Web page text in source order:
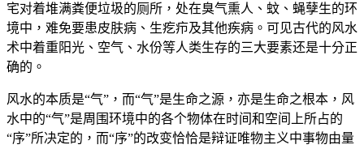
宅对着堆满粪便垃圾的厕所，处在臭气熏人、蚊、蝇孽生的环
境中，难免要患皮肤病、生疙疖及其他疾病。可见古代的风水
术中着重阳光、空气、水份等人类生存的三大要素还是十分正
确的。
风水的本质是“气”，而“气”是生命之源，亦是生命之根本，风
水中的“气”是周围环境中的各个物体在时间和空间上所占的
“序”所决定的，而“序”的改变恰恰是辩证唯物主义中事物由量